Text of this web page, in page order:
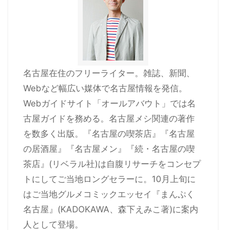
名古屋在住のフリーライター。雑誌、新聞、
Webなど幅広い媒体で名古屋情報を発信。
Webガイドサイト「オールアバウト」では名
古屋ガイドを務める。名古屋メシ関連の著作
を数多く出版。『名古屋の喫茶店』『名古屋
の居酒屋』『名古屋メン』『続・名古屋の喫
茶店』(リベラル社)は自腹リサーチをコンセプ
トにしてご当地ロングセラーに。10月上旬に
はご当地グルメコミックエッセイ『まんぷく
名古屋』(KADOKAWA、森下えみこ著)に案内
人として登場。